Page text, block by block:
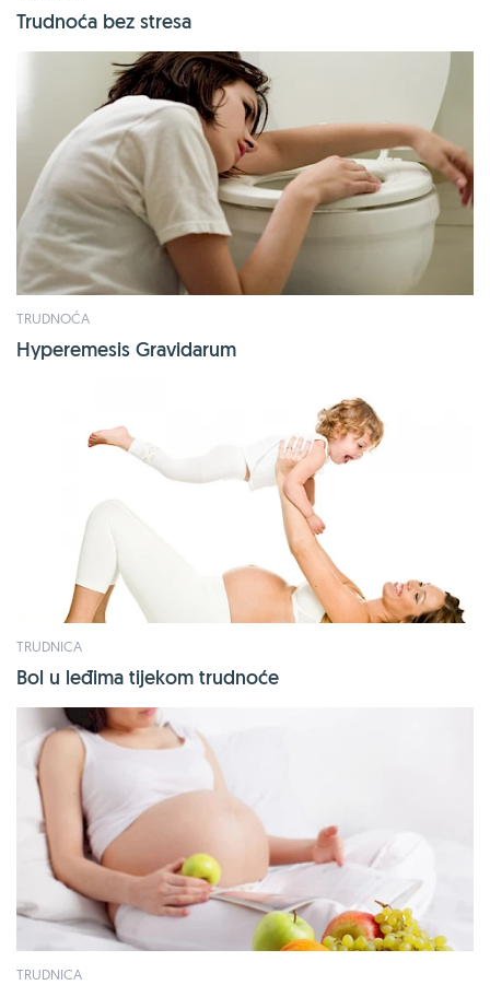
Trudnoća bez stresa
TRUDNOĆA
Hyperemesis Gravidarum
TRUDNICA
Bol u leđima tijekom trudnoće
TRUDNICA